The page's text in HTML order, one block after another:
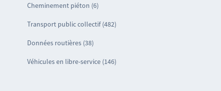
Cheminement piéton (6)
Transport public collectif (482)
Données routières (38)
Véhicules en libre-service (146)